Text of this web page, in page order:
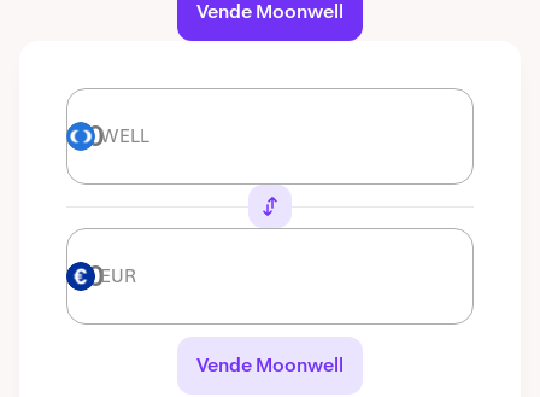
Vende Moonwell
WELL WELL
EUR EUR
Vende Moonwell